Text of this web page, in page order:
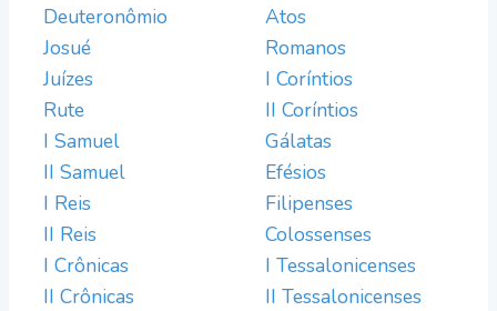
Deuteronômio
Josué
Juízes
Rute
I Samuel
II Samuel
I Reis
II Reis
I Crônicas
II Crônicas
Atos
Romanos
I Coríntios
II Coríntios
Gálatas
Efésios
Filipenses
Colossenses
I Tessalonicenses
II Tessalonicenses